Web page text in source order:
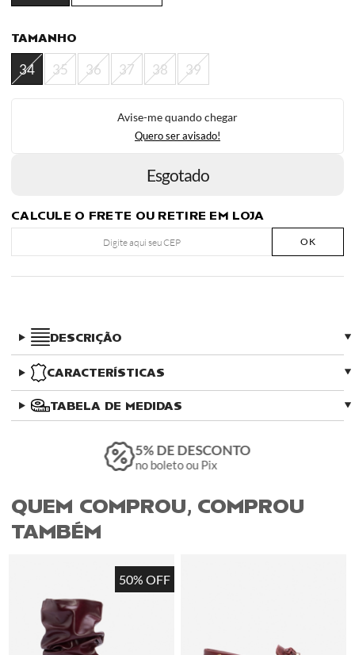
TAMANHO
34 35 36 37 38 39
Esgotado
Avise-me quando chegar
Quero ser avisado!
CALCULE O FRETE OU RETIRE EM LOJA
OK
DESCRIÇÃO
CARACTERÍSTICAS
TABELA DE MEDIDAS
5% DE DESCONTO
no boleto ou Pix
QUEM COMPROU, COMPROU
TAMBÉM​
50% OFF